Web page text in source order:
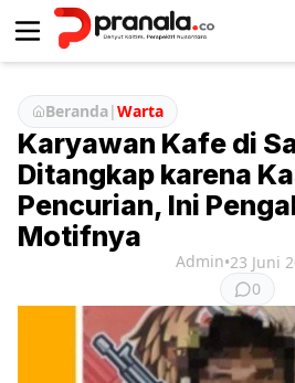
Beranda|Warta
Karyawan Kafe di
Ditangkap karena
Pencurian, Ini
Motifnya
Admin•23 Juni
0